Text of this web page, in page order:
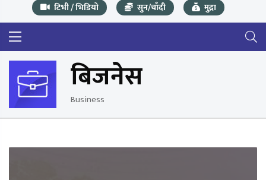
टिभी / भिडियो सुन/चाँदी मुद्रा
बिजनेस
Business